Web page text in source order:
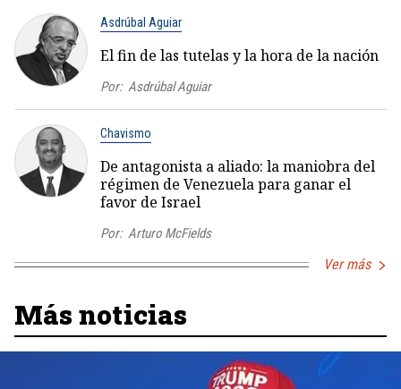
Asdrúbal Aguiar
El fin de las tutelas y la hora de la nación
Por: Asdrúbal Aguiar
Chavismo
De antagonista a aliado: la maniobra del
régimen de Venezuela para ganar el
favor de Israel
Por: Arturo McFields
Ver más
Más noticias